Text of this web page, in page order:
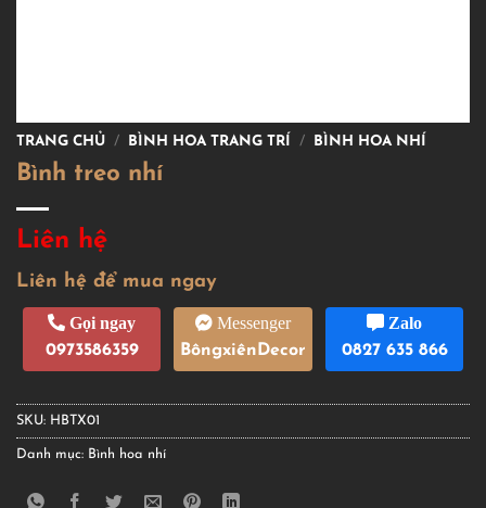
TRANG CHỦ / BÌNH HOA TRANG TRÍ / BÌNH HOA NHÍ
Bình treo nhí
Liên hệ
Liên hệ để mua ngay
Gọi ngay
0973586359
Messenger
BôngxiênDecor
Zalo
0827 635 866
SKU: HBTX01
Danh mục: Bình hoa nhí